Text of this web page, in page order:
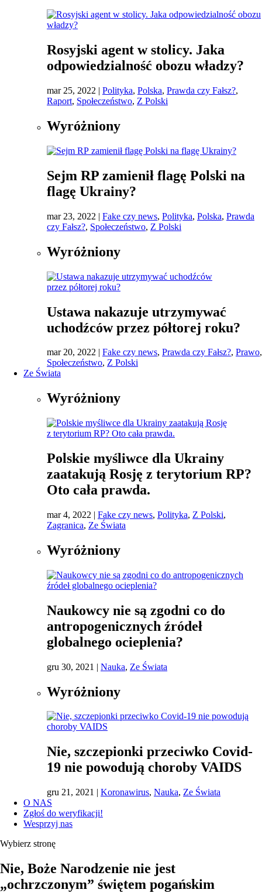
Rosyjski agent w stolicy. Jaka
odpowiedzialność obozu władzy?
mar 25, 2022 | Polityka, Polska, Prawda czy Fałsz?,
Raport, Społeczeństwo, Z Polski
Wyróżniony
Sejm RP zamienił flagę Polski na
flagę Ukrainy?
mar 23, 2022 | Fake czy news, Polityka, Polska, Prawda
czy Fałsz?, Społeczeństwo, Z Polski
Wyróżniony
Ustawa nakazuje utrzymywać
uchodźców przez półtorej roku?
mar 20, 2022 | Fake czy news, Prawda czy Fałsz?, Prawo,
Społeczeństwo, Z Polski
Ze Świata
Wyróżniony
Polskie myśliwce dla Ukrainy
zaatakują Rosję z terytorium RP?
Oto cała prawda.
mar 4, 2022 | Fake czy news, Polityka, Z Polski,
Zagranica, Ze Świata
Wyróżniony
Naukowcy nie są zgodni co do
antropogenicznych źródeł
globalnego ocieplenia?
gru 30, 2021 | Nauka, Ze Świata
Wyróżniony
Nie, szczepionki przeciwko Covid-
19 nie powodują choroby VAIDS
gru 21, 2021 | Koronawirus, Nauka, Ze Świata
O NAS
Zgłoś do weryfikacji!
Wesprzyj nas
Wybierz stronę
Nie, Boże Narodzenie nie jest
„ochrzczonym” świętem pogańskim